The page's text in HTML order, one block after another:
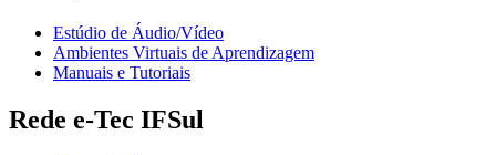
Estúdio de Áudio/Vídeo
Ambientes Virtuais de Aprendizagem
Manuais e Tutoriais
Rede e-Tec IFSul